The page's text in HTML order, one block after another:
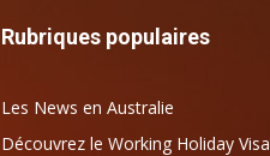
Rubriques populaires
Les News en Australie
Découvrez le Working Holiday Visa